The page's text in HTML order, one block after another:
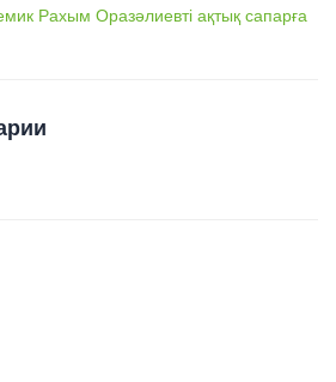
Рахым Оразәлиевті ақтық сапарға